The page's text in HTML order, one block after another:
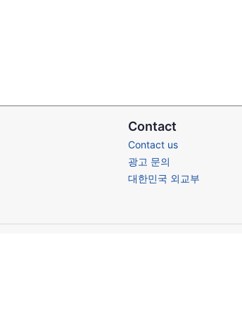
Contact
Contact us
광고 문의
대한민국 외교부